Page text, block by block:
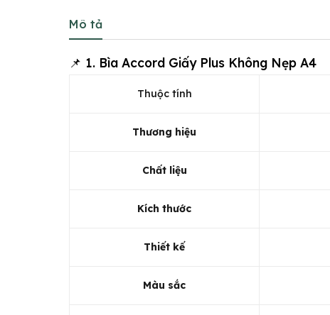
Mô tả
📌 1. Bìa Accord Giấy Plus Không Nẹp A4
Thuộc tính
Thương hiệu
Chất liệu
Kích thước
Thiết kế
Màu sắc